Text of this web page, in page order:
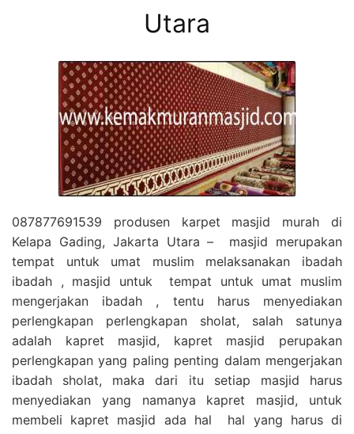
Utara
087877691539 produsen karpet masjid murah di
Kelapa Gading, Jakarta Utara – masjid merupakan
tempat untuk umat muslim melaksanakan ibadah
ibadah , masjid untuk tempat untuk umat muslim
mengerjakan ibadah , tentu harus menyediakan
perlengkapan perlengkapan sholat, salah satunya
adalah kapret masjid, kapret masjid perupakan
perlengkapan yang paling penting dalam mengerjakan
ibadah sholat, maka dari itu setiap masjid harus
menyediakan yang namanya kapret masjid, untuk
membeli kapret masjid ada hal hal yang harus di